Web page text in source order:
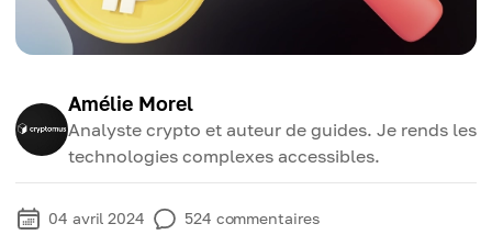
Amélie Morel
Analyste crypto et auteur de guides. Je rends les
technologies complexes accessibles.
04 avril 2024 524 commentaires